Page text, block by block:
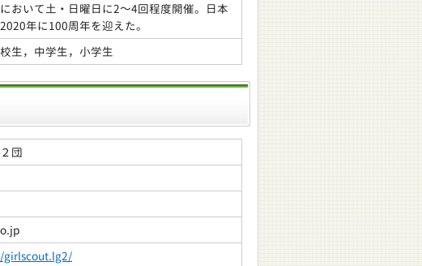
おいて土・日曜日に2～4回程度開催。日本
年に100周年を迎えた。
生，中学生，小学生
団
girlscout.lg2/